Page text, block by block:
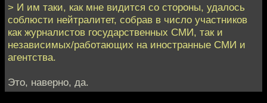
> И им таки, как мне видится со стороны, удалось
соблюсти нейтралитет, собрав в число участников
как журналистов государственных СМИ, так и
независимых/работающих на иностранные СМИ и
агентства.
Это, наверно, да.